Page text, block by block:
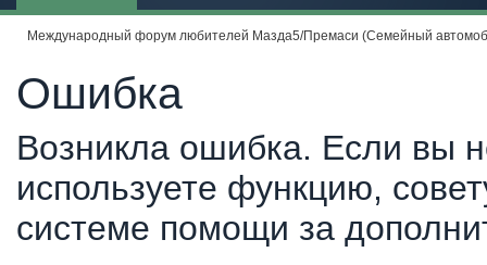
Международный форум любителей Мазда5/Премаси (Семейный
Ошибка
Возникла ошибка. Если вы
используете функцию,
системе помощи за